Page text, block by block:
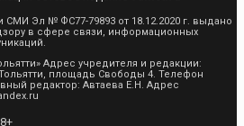
СМИ Эл № ФС77-79893 от 18.12.2020 г. выдано
в сфере связи, информационных
Адрес учредителя и редакции:
Тольятти, площадь Свободы 4. Телефон
редактор: Автаева Е.Н. Адрес